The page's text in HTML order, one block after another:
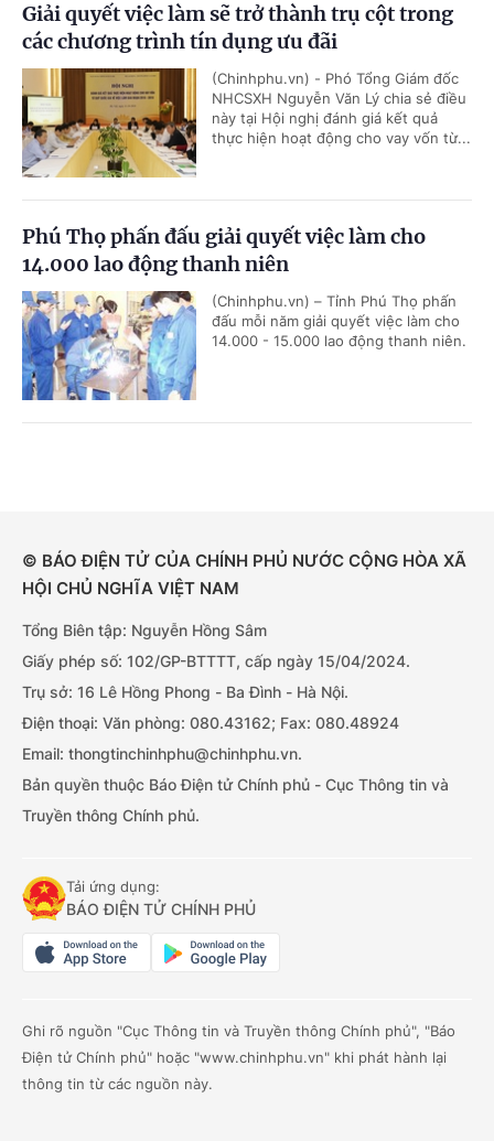
Giải quyết việc làm sẽ trở thành trụ cột trong
các chương trình tín dụng ưu đãi
(Chinhphu.vn) - Phó Tổng Giám đốc
NHCSXH Nguyễn Văn Lý chia sẻ điều
này tại Hội nghị đánh giá kết quả
thực hiện hoạt động cho vay vốn từ...
Phú Thọ phấn đấu giải quyết việc làm cho
14.000 lao động thanh niên
(Chinhphu.vn) – Tỉnh Phú Thọ phấn
đấu mỗi năm giải quyết việc làm cho
14.000 - 15.000 lao động thanh niên.
© BÁO ĐIỆN TỬ CỦA CHÍNH PHỦ NƯỚC CỘNG HÒA XÃ
HỘI CHỦ NGHĨA VIỆT NAM
Tổng Biên tập: Nguyễn Hồng Sâm
Giấy phép số: 102/GP-BTTTT, cấp ngày 15/04/2024.
Trụ sở: 16 Lê Hồng Phong - Ba Đình - Hà Nội.
Điện thoại: Văn phòng: 080.43162; Fax: 080.48924
Email: thongtinchinhphu@chinhphu.vn.
Bản quyền thuộc Báo Điện tử Chính phủ - Cục Thông tin và
Truyền thông Chính phủ.
Tải ứng dụng:
BÁO ĐIỆN TỬ CHÍNH PHỦ
Ghi rõ nguồn "Cục Thông tin và Truyền thông Chính phủ", "Báo
Điện tử Chính phủ" hoặc "www.chinhphu.vn" khi phát hành lại
thông tin từ các nguồn này.